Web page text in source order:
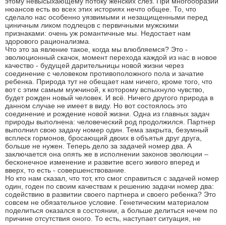
нюансов есть во всех этих историях нечто общее. То, что
сделало нас особенно уязвимыми и незащищенными перед
циничным ликом подлецов с первичными мужскими
признаками: очень уж романтичные мы. Недостает нам
здорового рационализма.
Что это за явление такое, когда мы влюбляемся? Это -
эволюционный скачок, момент перехода каждой из нас в новое
качество - будущей дарительницы новой жизни через
соединение с человеком противоположного пола и зачатие
ребенка. Природа тут не обещает нам ничего, кроме того, что
вот с этим самым мужчиной, к которому вспыхнуло чувство,
будет рожден новый человек. И всё. Ничего другого природа в
данном случае не имеет в виду. Но вот состоялось это
соединение и рождение новой жизни. Одна из главных задач
природы выполнена: человеческий род продолжился. Партнер
выполнил свою задачу номер один. Тема закрыта, безумный
всплеск гормонов, бросающий двоих в объятья друг друга,
больше не нужен. Теперь дело за задачей номер два. А
заключается она опять же в исполнении законов эволюции –
бесконечное изменение и развитие всего живого вперед и
вверх, то есть - совершенствование.
Но кто нам сказал, что тот, кто смог справиться с задачей номер
один, годен по своим качествам к решению задачи номер два:
содействию в развитии своего партнера и своего ребенка? Это
совсем не обязательное условие. Генетическим материалом
поделиться оказался в состоянии, а больше делиться нечем по
причине отсутствия оного. То есть, наступает ситуация, не